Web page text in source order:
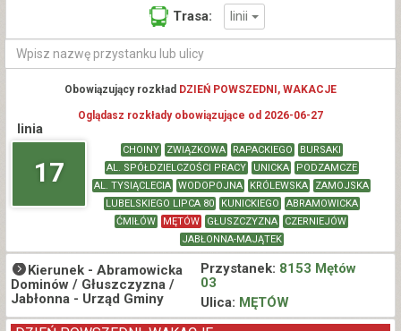
Trasa: linii
Obowiązujący rozkład DZIEŃ POWSZEDNI, WAKACJE
Oglądasz rozkłady obowiązujące od 2026-06-27
linia
17
CHOINY ZWIĄZKOWA RAPACKIEGO
BURSAKI
AL. SPÓŁDZIELCZOŚCI PRACY
UNICKA
PODZAMCZE
AL. TYSIĄCLECIA
WODOPOJNA KRÓLEWSKA
ZAMOJSKA
LUBELSKIEGO LIPCA 80
KUNICKIEGO
ABRAMOWICKA
ĆMIŁÓW
MĘTÓW GŁUSZCZYZNA
CZERNIEJÓW
JABŁONNA-MAJĄTEK
Kierunek - Abramowicka
Dominów / Głuszczyzna /
Jabłonna - Urząd Gminy
Przystanek: 8153 Mętów
03
Ulica: MĘTÓW